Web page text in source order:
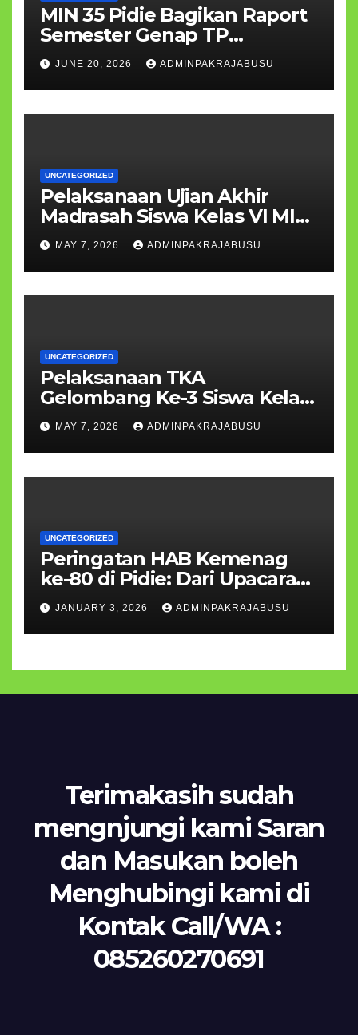
MIN 35 Pidie Bagikan Raport
Semester Genap TP
2025/2026, Apresiasi Prestasi
Siswa
JUNE 20, 2026 ADMINPAKRAJABUSU
UNCATEGORIZED
Pelaksanaan Ujian Akhir
Madrasah Siswa Kelas VI MIN
35 Pidie Berjalan Lancar
MAY 7, 2026 ADMINPAKRAJABUSU
UNCATEGORIZED
Pelaksanaan TKA
Gelombang Ke-3 Siswa Kelas
VI MIN 35 Pidie Berjalan
Lancar
MAY 7, 2026 ADMINPAKRAJABUSU
UNCATEGORIZED
Peringatan HAB Kemenag
ke-80 di Pidie: Dari Upacara
Khidmat Hingga Kemeriahan
Prestasi Siswa MI
JANUARY 3, 2026 ADMINPAKRAJABUSU
Terimakasih sudah
mengnjungi kami Saran
dan Masukan boleh
Menghubingi kami di
Kontak Call/WA :
085260270691